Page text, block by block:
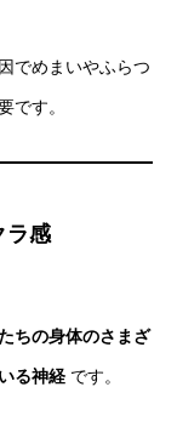
でめまいやふらつ
です。
ラ感
ちの身体のさまざ
る神経 です。